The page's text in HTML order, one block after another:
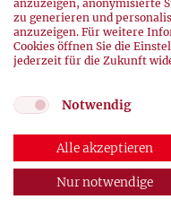
zurück
© 2026
ABONNEMENT
anzuzeigen, anonymisierte
zu generieren und
anzuzeigen. Für weitere
Cookies öffnen Sie die
jederzeit für die Zukunft
Notwendig
Alle akzeptieren
Nur notwendige